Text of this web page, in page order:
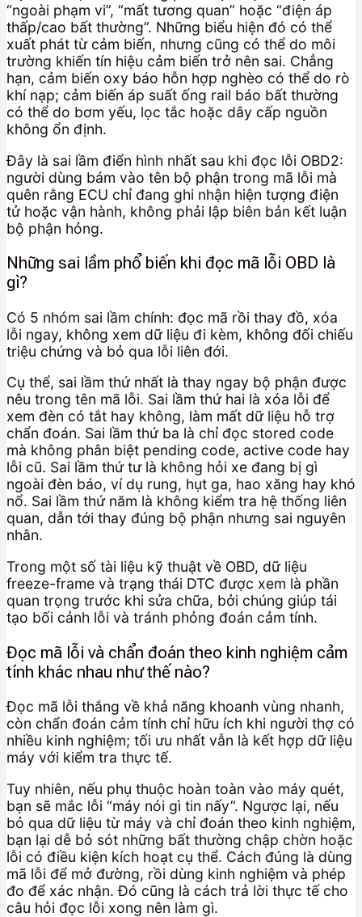
“ngoài phạm vi”, “mất tương quan” hoặc “điện áp
thấp/cao bất thường”. Những biểu hiện đó có thể
xuất phát từ cảm biến, nhưng cũng có thể do môi
trường khiến tín hiệu cảm biến trở nên sai. Chẳng
hạn, cảm biến oxy báo hỗn hợp nghèo có thể do rò
khí nạp; cảm biến áp suất ống rail báo bất thường
có thể do bơm yếu, lọc tắc hoặc dây cấp nguồn
không ổn định.
Đây là sai lầm điển hình nhất sau khi đọc lỗi OBD2:
người dùng bám vào tên bộ phận trong mã lỗi mà
quên rằng ECU chỉ đang ghi nhận hiện tượng điện
tử hoặc vận hành, không phải lập biên bản kết luận
bộ phận hỏng.
Những sai lầm phổ biến khi đọc mã lỗi OBD là
gì?
Có 5 nhóm sai lầm chính: đọc mã rồi thay đồ, xóa
lỗi ngay, không xem dữ liệu đi kèm, không đối chiếu
triệu chứng và bỏ qua lỗi liên đới.
Cụ thể, sai lầm thứ nhất là thay ngay bộ phận được
nêu trong tên mã lỗi. Sai lầm thứ hai là xóa lỗi để
xem đèn có tắt hay không, làm mất dữ liệu hỗ trợ
chẩn đoán. Sai lầm thứ ba là chỉ đọc stored code
mà không phân biệt pending code, active code hay
lỗi cũ. Sai lầm thứ tư là không hỏi xe đang bị gì
ngoài đèn báo, ví dụ rung, hụt ga, hao xăng hay khó
nổ. Sai lầm thứ năm là không kiểm tra hệ thống liên
quan, dẫn tới thay đúng bộ phận nhưng sai nguyên
nhân.
Trong một số tài liệu kỹ thuật về OBD, dữ liệu
freeze-frame và trạng thái DTC được xem là phần
quan trọng trước khi sửa chữa, bởi chúng giúp tái
tạo bối cảnh lỗi và tránh phỏng đoán cảm tính.
Đọc mã lỗi và chẩn đoán theo kinh nghiệm cảm
tính khác nhau như thế nào?
Đọc mã lỗi thắng về khả năng khoanh vùng nhanh,
còn chẩn đoán cảm tính chỉ hữu ích khi người thợ có
nhiều kinh nghiệm; tối ưu nhất vẫn là kết hợp dữ liệu
máy với kiểm tra thực tế.
Tuy nhiên, nếu phụ thuộc hoàn toàn vào máy quét,
bạn sẽ mắc lỗi “máy nói gì tin nấy”. Ngược lại, nếu
bỏ qua dữ liệu từ máy và chỉ đoán theo kinh nghiệm,
bạn lại dễ bỏ sót những bất thường chập chờn hoặc
lỗi có điều kiện kích hoạt cụ thể. Cách đúng là dùng
mã lỗi để mở đường, rồi dùng kinh nghiệm và phép
đo để xác nhận. Đó cũng là cách trả lời thực tế cho
câu hỏi đọc lỗi xong nên làm gì.